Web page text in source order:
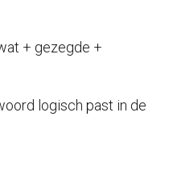
+ gezegde +
logisch past in de